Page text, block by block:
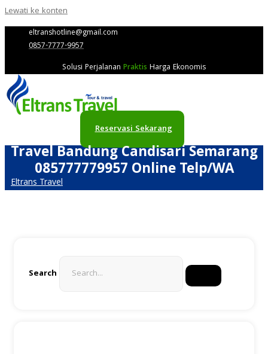
Lewati ke konten
eltranshotline@gmail.com
0857-7777-9957
Solusi Perjalanan Praktis Harga Ekonomis
Reservasi Sekarang
Travel Bandung Candisari Semarang
085777779957 Online Telp/WA
Eltrans Travel
Search